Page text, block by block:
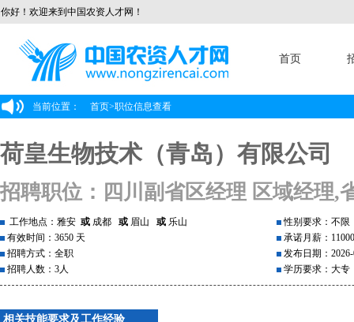
你好！欢迎来到中国农资人才网！
首页
当前位置： 首页>职位信息查看
荷皇生物技术（青岛）有限公司
招聘职位：四川副省区经理 区域经理,
工作地点：雅安 或 成都 或 眉山 或 乐山
有效时间：3650 天
招聘方式：全职
招聘人数：3人
性别要求：不限
承诺月薪：11000
发布日期：
学历要求：大专
相关技能要求及工作经验